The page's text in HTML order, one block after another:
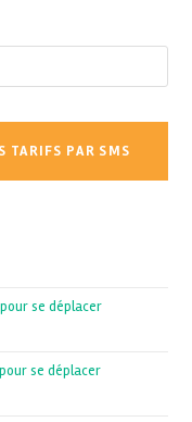
se déplacer
se déplacer